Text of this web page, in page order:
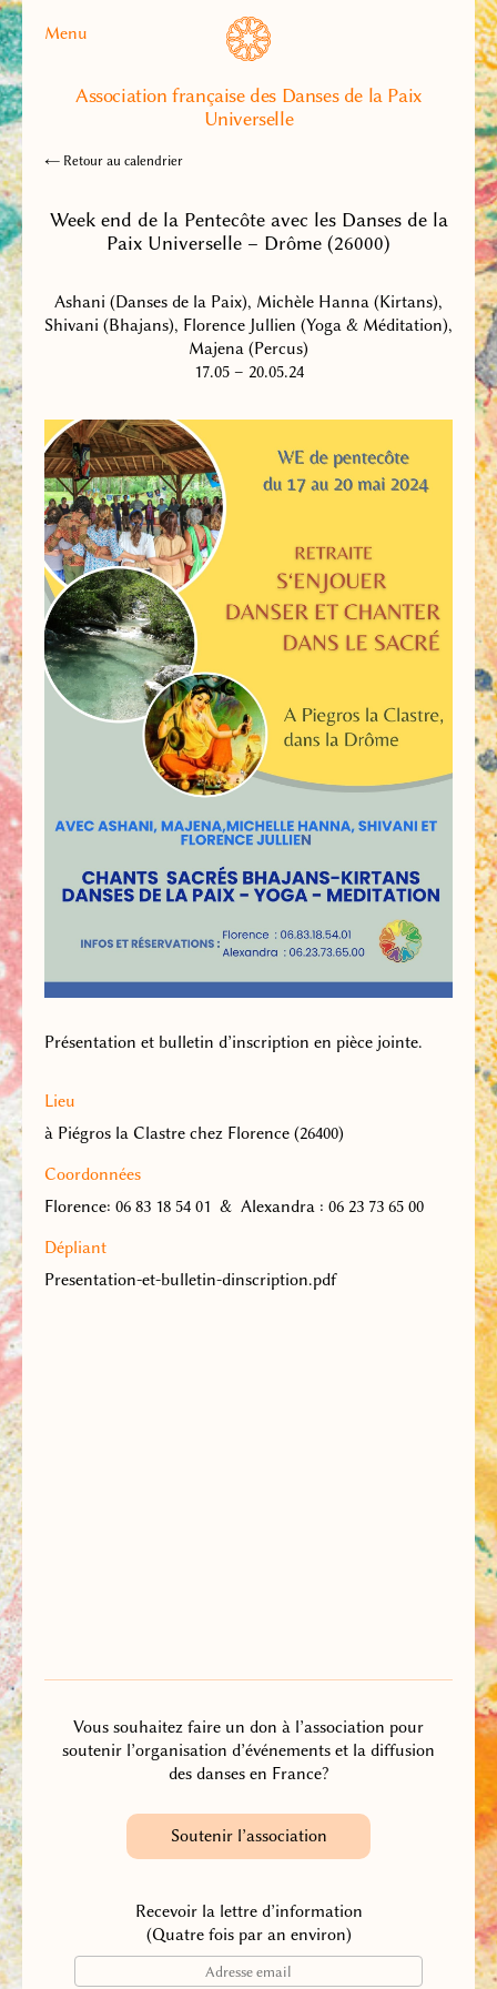
Menu
Association française des Danses de la Paix
Universelle
← Retour au calendrier
Week end de la Pentecôte avec les Danses de la
Paix Universelle – Drôme (26000)
Ashani (Danses de la Paix), Michèle Hanna (Kirtans),
Shivani (Bhajans), Florence Jullien (Yoga & Méditation),
Majena (Percus)
17.05 – 20.05.24
Présentation et bulletin d’inscription en pièce jointe.
Lieu
à Piégros la Clastre chez Florence (26400)
Coordonnées
Florence: 06 83 18 54 01 & Alexandra : 06 23 73 65 00
Dépliant
Presentation-et-bulletin-dinscription.pdf
Vous souhaitez faire un don à l’association pour
soutenir l’organisation d’événements et la diffusion
des danses en France?
Soutenir l’association
Recevoir la lettre d’information
(Quatre fois par an environ)